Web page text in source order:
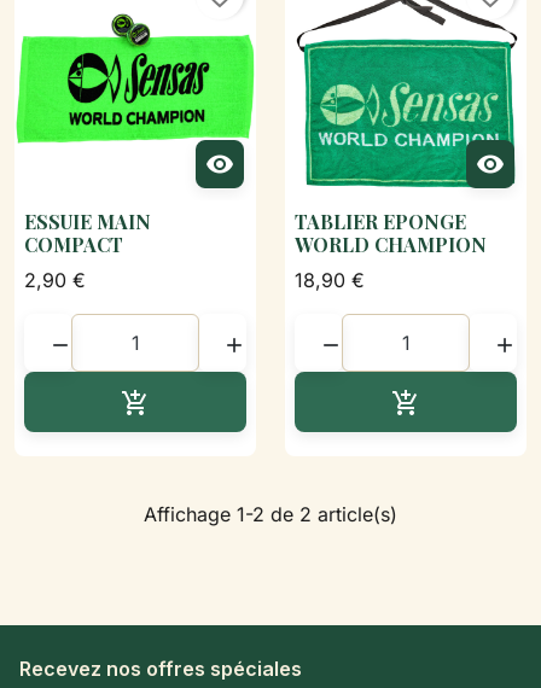

ESSUIE MAIN
COMPACT
2,90 €
 


TABLIER EPONGE
WORLD CHAMPION
18,90 €
 

Affichage 1-2 de 2 article(s)
Recevez nos offres spéciales